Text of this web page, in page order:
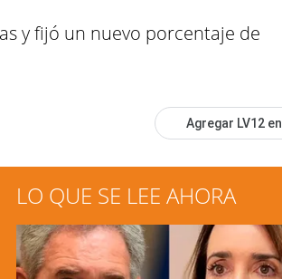
y fijó un nuevo porcentaje de
Agregar LV12 en
LO QUE SE LEE AHORA